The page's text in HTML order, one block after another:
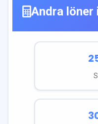
Andra löner